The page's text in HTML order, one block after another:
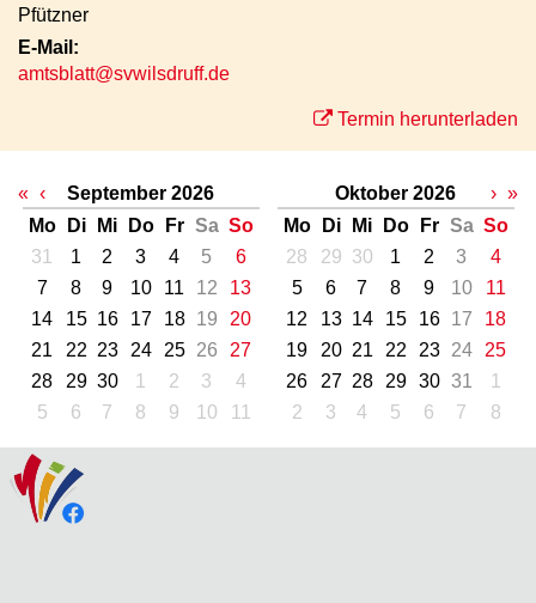
Pfützner
E-Mail:
amtsblatt@svwilsdruff.de
Termin herunterladen
« ‹
September 2026
Mo
Di Mi Do Fr Sa So
31
1 2 3 4 5
6
7
8 9 10 11 12
13
14
15 16 17 18 19
20
21
22 23 24 25 26
27
28
29 30 1 2 3
4
5
6 7 8 9 10 11
Oktober 2026
Mo
Di Mi Do Fr Sa So
28
29 30 1 2 3
4
5
6 7 8 9 10
11
12
13 14 15 16 17
18
19
20 21 22 23 24
25
26
27 28 29 30 31
1
2
3 4 5 6 7 8
› »